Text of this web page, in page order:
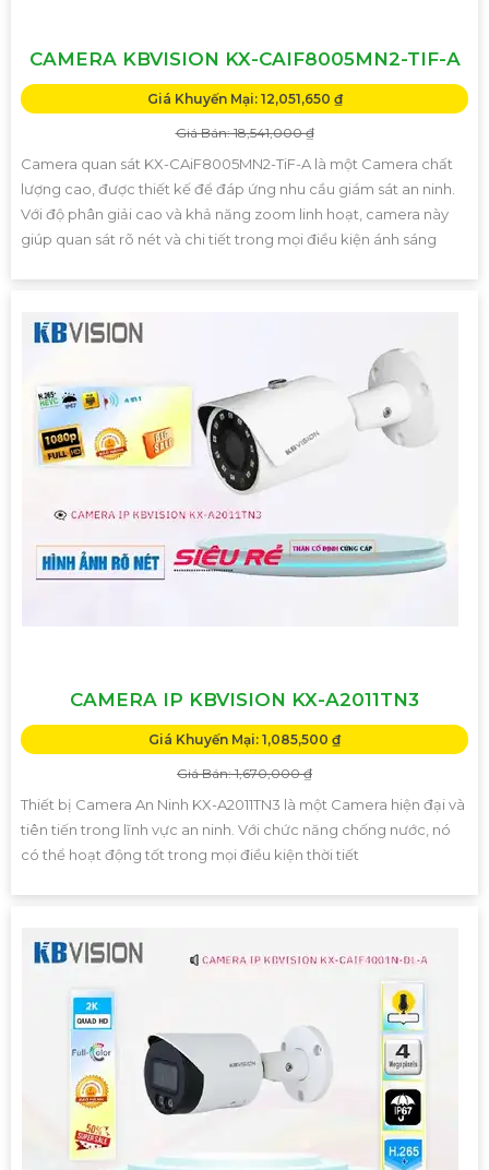
CAMERA KBVISION KX-CAIF8005MN2-TIF-A
Giá Khuyến Mại: 12,051,650 ₫
Giá Bán: 18,541,000 ₫
Camera quan sát KX-CAiF8005MN2-TiF-A là một Camera chất
lượng cao, được thiết kế để đáp ứng nhu cầu giám sát an ninh.
Với độ phân giải cao và khả năng zoom linh hoạt, camera này
giúp quan sát rõ nét và chi tiết trong mọi điều kiện ánh sáng
CAMERA IP KBVISION KX-A2011TN3
Giá Khuyến Mại: 1,085,500 ₫
Giá Bán: 1,670,000 ₫
Thiết bị Camera An Ninh KX-A2011TN3 là một Camera hiện đại và
tiên tiến trong lĩnh vực an ninh. Với chức năng chống nước, nó
có thể hoạt động tốt trong mọi điều kiện thời tiết